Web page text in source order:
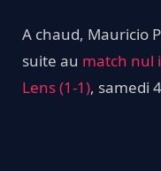
A chaud, Mauricio
suite au match nul
Lens (1-1), samedi